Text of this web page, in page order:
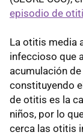
episodio de
La otitis media
infeccioso que
acumulación
constituyendo
de otitis es la
niños, por lo
cerca las otitis